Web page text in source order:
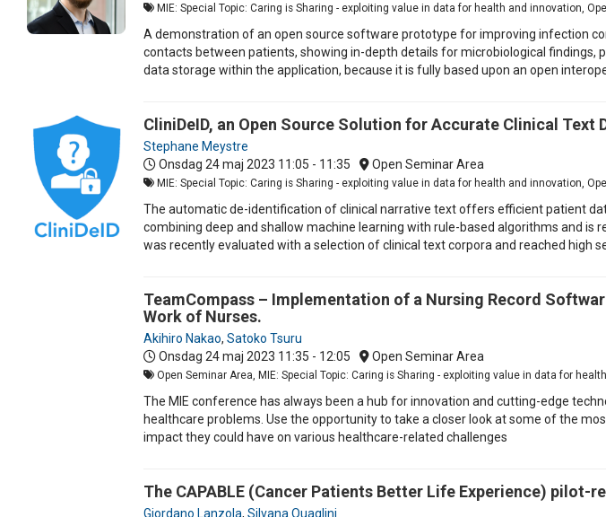
MIE: Special Topic: Caring is Sharing - exploiting value in data for health and innovation,
A demonstration of an open source software prototype for improving infection
contacts between patients, showing in-depth details for microbiological
data storage within the application, because it is fully based upon an open
CliniDeID, an Open Source Solution for Accurate Clinical Text
Stephane Meystre
Onsdag 24 maj 2023 11:05 - 11:35 Open Seminar Area
MIE: Special Topic: Caring is Sharing - exploiting value in data for health and innovation,
The automatic de-identification of clinical narrative text offers efficient patient
combining deep and shallow machine learning with rule-based algorithms and
was recently evaluated with a selection of clinical text corpora and reached high
TeamCompass – Implementation of a Nursing Record
Work of Nurses.
Akihiro Nakao, Satoko Tsuru
Onsdag 24 maj 2023 11:35 - 12:05 Open Seminar Area
Open Seminar Area, MIE: Special Topic: Caring is Sharing - exploiting value in data for
The MIE conference has always been a hub for innovation and cutting-edge
healthcare problems. Use the opportunity to take a closer look at some of the
impact they could have on various healthcare-related challenges
The CAPABLE (Cancer Patients Better Life Experience) pilot-
Giordano Lanzola, Silvana Quaglini